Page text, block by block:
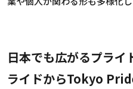
日本でも広がるプライ
ライドからTokyo